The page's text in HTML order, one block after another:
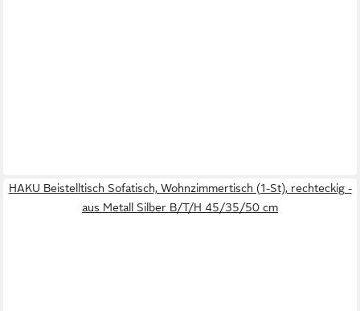
HAKU Beistelltisch Sofatisch, Wohnzimmertisch (1-St), rechteckig -
aus Metall Silber B/T/H 45/35/50 cm